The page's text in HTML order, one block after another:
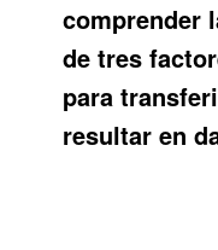
comprender
de tres
para
resultar en